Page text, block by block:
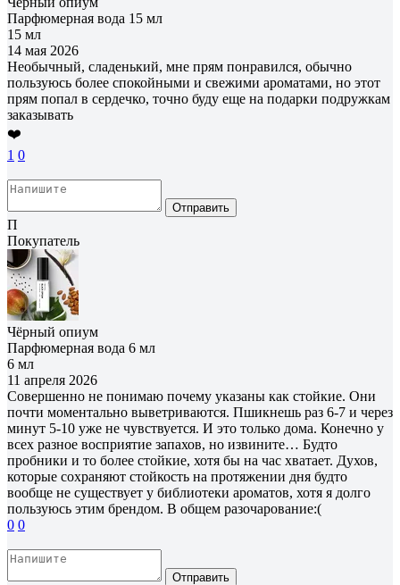
Парфюмерная вода 15 мл
15 мл
14 мая 2026
Необычный, сладенький, мне прям понравился, обычно
пользуюсь более спокойными и свежими ароматами, но этот
прям попал в сердечко, точно буду еще на подарки подружкам
заказывать
❤️
1 0
Отправить
П
Покупатель
Чёрный опиум
Парфюмерная вода 6 мл
6 мл
11 апреля 2026
Совершенно не понимаю почему указаны как стойкие. Они
почти моментально выветриваются. Пшикнешь раз 6-7 и через
минут 5-10 уже не чувствуется. И это только дома. Конечно у
всех разное восприятие запахов, но извините… Будто
пробники и то более стойкие, хотя бы на час хватает. Духов,
которые сохраняют стойкость на протяжении дня будто
вообще не существует у библиотеки ароматов, хотя я долго
пользуюсь этим брендом. В общем разочарование:(
0 0
Отправить